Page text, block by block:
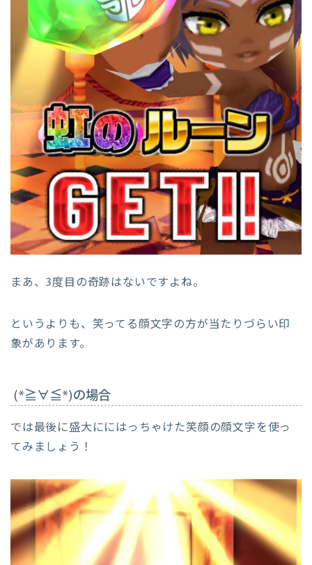
まあ、3度目の奇跡はないですよね。
というよりも、笑ってる顔文字の方が当たりづらい印
象があります。
(*≧∀≦*)の場合
では最後に盛大ににはっちゃけた笑顔の顔文字を使っ
てみましょう！